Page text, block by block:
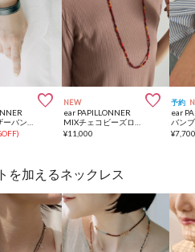

)
NEW 
ear PAPILLONNER
¥11,000
予約
ear
¥
を加えるネックレス